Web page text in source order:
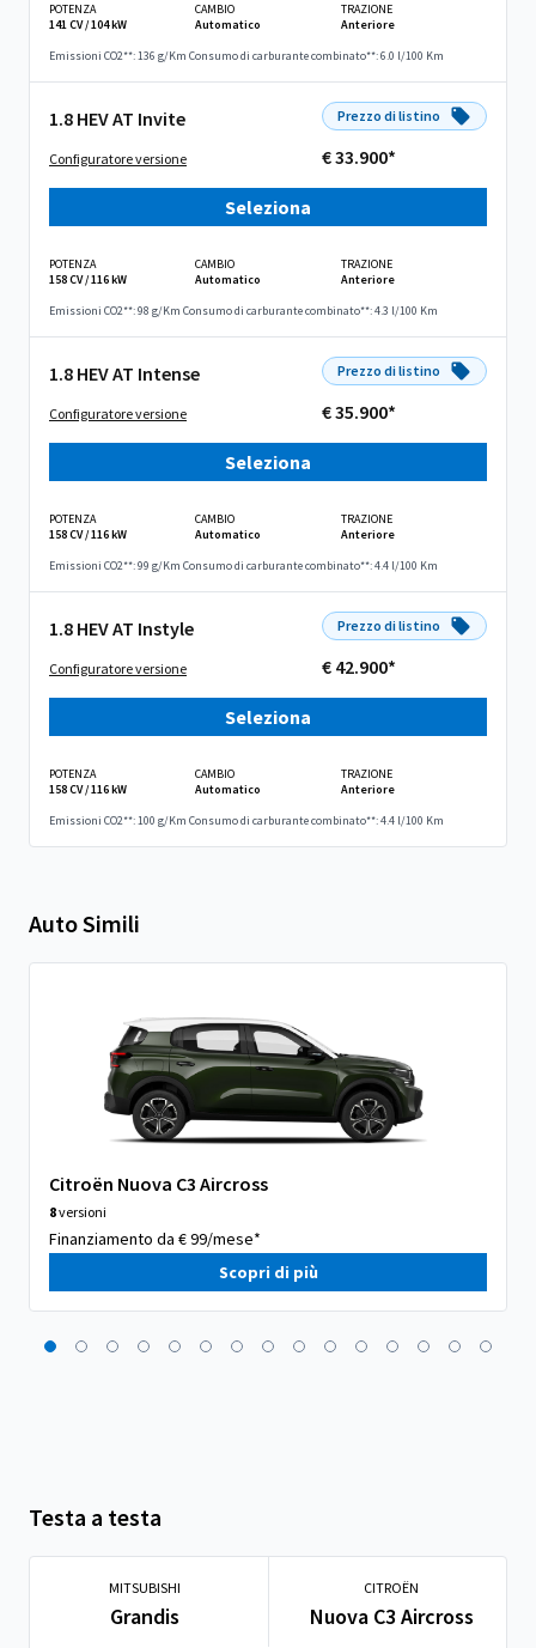
POTENZA
141 CV / 104 kW
CAMBIO
Automatico
TRAZIONE
Anteriore
Emissioni CO2**: 136 g/Km Consumo di carburante combinato**: 6.0 l/100 Km
1.8 HEV AT Invite
Configuratore versione
Prezzo di listino
€ 33.900*
Seleziona
POTENZA
158 CV / 116 kW
CAMBIO
Automatico
TRAZIONE
Anteriore
Emissioni CO2**: 98 g/Km Consumo di carburante combinato**: 4.3 l/100 Km
1.8 HEV AT Intense
Configuratore versione
Prezzo di listino
€ 35.900*
Seleziona
POTENZA
158 CV / 116 kW
CAMBIO
Automatico
TRAZIONE
Anteriore
Emissioni CO2**: 99 g/Km Consumo di carburante combinato**: 4.4 l/100 Km
1.8 HEV AT Instyle
Configuratore versione
Prezzo di listino
€ 42.900*
Seleziona
POTENZA
158 CV / 116 kW
CAMBIO
Automatico
TRAZIONE
Anteriore
Emissioni CO2**: 100 g/Km Consumo di carburante combinato**: 4.4 l/100 Km
Auto Simili
Citroën Nuova C3 Aircross
8versioni
Finanziamento da € 99/mese*
Scopri di più
Testa a testa
MITSUBISHI
Grandis
CITROËN
Nuova C3 Aircross